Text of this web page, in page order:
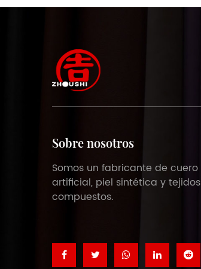
Sobre nosotros
Somos un fabricante de cuero
artificial, piel sintética y tejidos
compuestos.